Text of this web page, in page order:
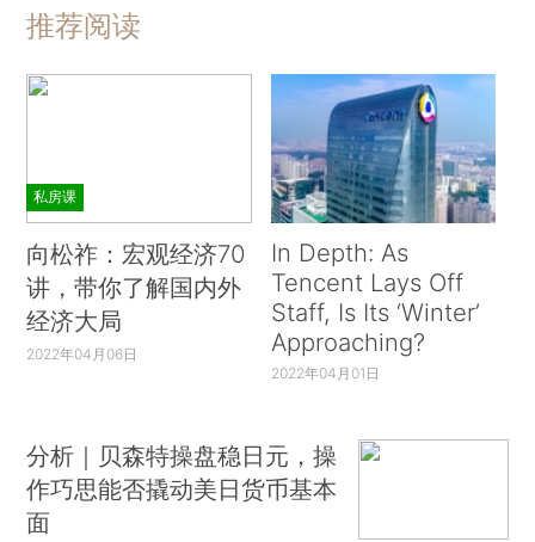
推荐阅读
私房课
向松祚：宏观经济70
讲，带你了解国内外
经济大局
2022年04月06日
In Depth: As
Tencent Lays Off
Staff, Is Its ‘Winter’
Approaching?
2022年04月01日
分析｜贝森特操盘稳日元，操
作巧思能否撬动美日货币基本
面